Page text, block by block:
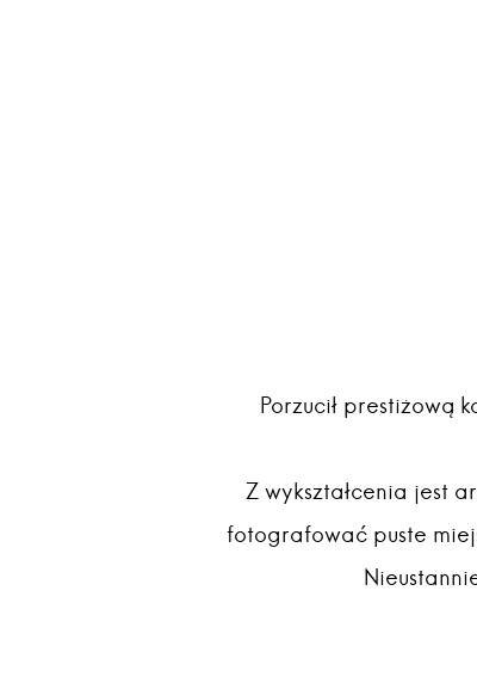
Porzucił prestiżową
Z wykształcenia jest
fotografować puste